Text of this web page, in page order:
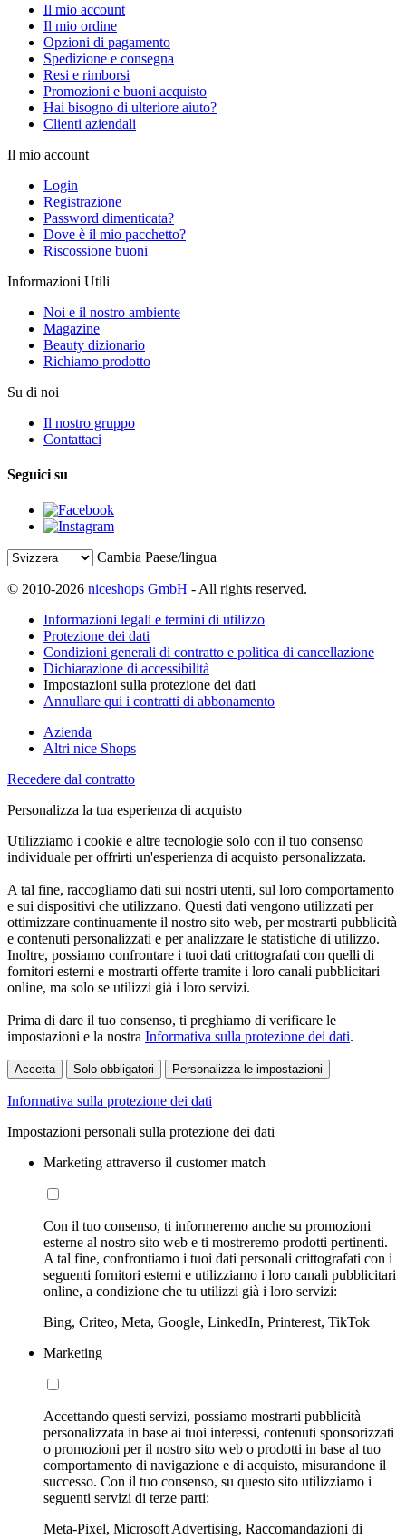
Il mio account
Il mio ordine
Opzioni di pagamento
Spedizione e consegna
Resi e rimborsi
Promozioni e buoni acquisto
Hai bisogno di ulteriore aiuto?
Clienti aziendali
Il mio account
Login
Registrazione
Password dimenticata?
Dove è il mio pacchetto?
Riscossione buoni
Informazioni Utili
Noi e il nostro ambiente
Magazine
Beauty dizionario
Richiamo prodotto
Su di noi
Il nostro gruppo
Contattaci
Seguici su
Cambia Paese/lingua
© 2010-2026 niceshops GmbH - All rights reserved.
Informazioni legali e termini di utilizzo
Protezione dei dati
Condizioni generali di contratto e politica di cancellazione
Dichiarazione di accessibilità
Impostazioni sulla protezione dei dati
Annullare qui i contratti di abbonamento
Azienda
Altri nice Shops
Recedere dal contratto
Personalizza la tua esperienza di acquisto
Utilizziamo i cookie e altre tecnologie solo con il tuo consenso
individuale per offrirti un'esperienza di acquisto personalizzata.
A tal fine, raccogliamo dati sui nostri utenti, sul loro comportamento
e sui dispositivi che utilizzano. Questi dati vengono utilizzati per
ottimizzare continuamente il nostro sito web, per mostrarti pubblicità
e contenuti personalizzati e per analizzare le statistiche di utilizzo.
Inoltre, possiamo confrontare i tuoi dati crittografati con quelli di
fornitori esterni e mostrarti offerte tramite i loro canali pubblicitari
online, ma solo se utilizzi già i loro servizi.
Prima di dare il tuo consenso, ti preghiamo di verificare le
impostazioni e la nostra Informativa sulla protezione dei dati.
Accetta Solo obbligatori Personalizza le impostazioni
Informativa sulla protezione dei dati
Impostazioni personali sulla protezione dei dati
Marketing attraverso il customer match
Con il tuo consenso, ti informeremo anche su promozioni
esterne al nostro sito web e ti mostreremo prodotti pertinenti.
A tal fine, confrontiamo i tuoi dati personali crittografati con i
seguenti fornitori esterni e utilizziamo i loro canali pubblicitari
online, a condizione che tu utilizzi già i loro servizi:
Bing, Criteo, Meta, Google, LinkedIn, Printerest, TikTok
Marketing
Accettando questi servizi, possiamo mostrarti pubblicità
personalizzata in base ai tuoi interessi, contenuti sponsorizzati
o promozioni per il nostro sito web o prodotti in base al tuo
comportamento di navigazione e di acquisto, misurandone il
successo. Con il tuo consenso, su questo sito utilizziamo i
seguenti servizi di terze parti:
Meta-Pixel, Microsoft Advertising, Raccomandazioni di